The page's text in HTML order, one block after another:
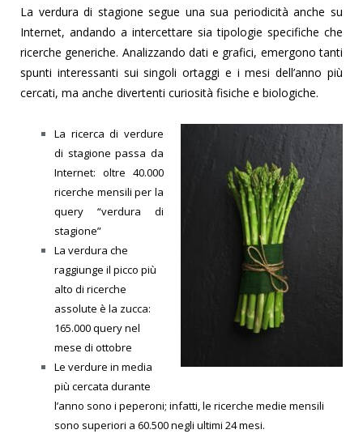
La verdura di stagione segue una sua periodicità anche su
Internet, andando a intercettare sia tipologie specifiche che
ricerche generiche. Analizzando dati e grafici, emergono tanti
spunti interessanti sui singoli ortaggi e i mesi dell’anno più
cercati, ma anche divertenti curiosità fisiche e biologiche.
La ricerca di verdure
di stagione passa da
Internet: oltre 40.000
ricerche mensili per la
query “verdura di
stagione”
La verdura che
raggiunge il picco più
alto di ricerche
assolute è la zucca:
165.000 query nel
mese di ottobre
Le verdure in media
più cercata durante
l’anno sono i peperoni; infatti, le ricerche medie mensili
sono superiori a 60.500 negli ultimi 24 mesi.